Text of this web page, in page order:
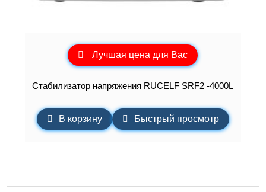
Лучшая цена для Вас
Стабилизатор напряжения RUCELF SRF2 -4000L
В корзину Быстрый просмотр